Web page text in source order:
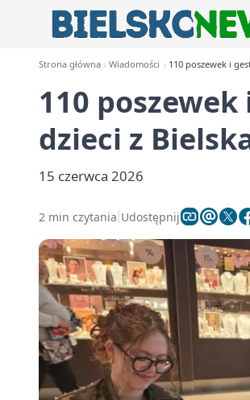
Strona główna Wiadomości 110 poszewek i
110
dzieci z
15 czerwca 2026
2 min czytania Udostępnij